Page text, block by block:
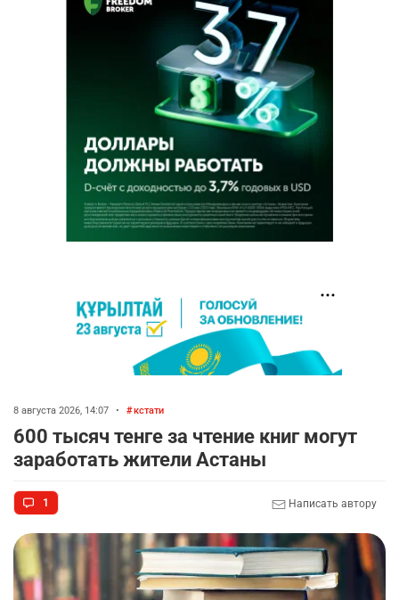
8 августа 2026, 14:07 • кстати
600 тысяч тенге за чтение книг могут
заработать жители Астаны
1 Написать автору